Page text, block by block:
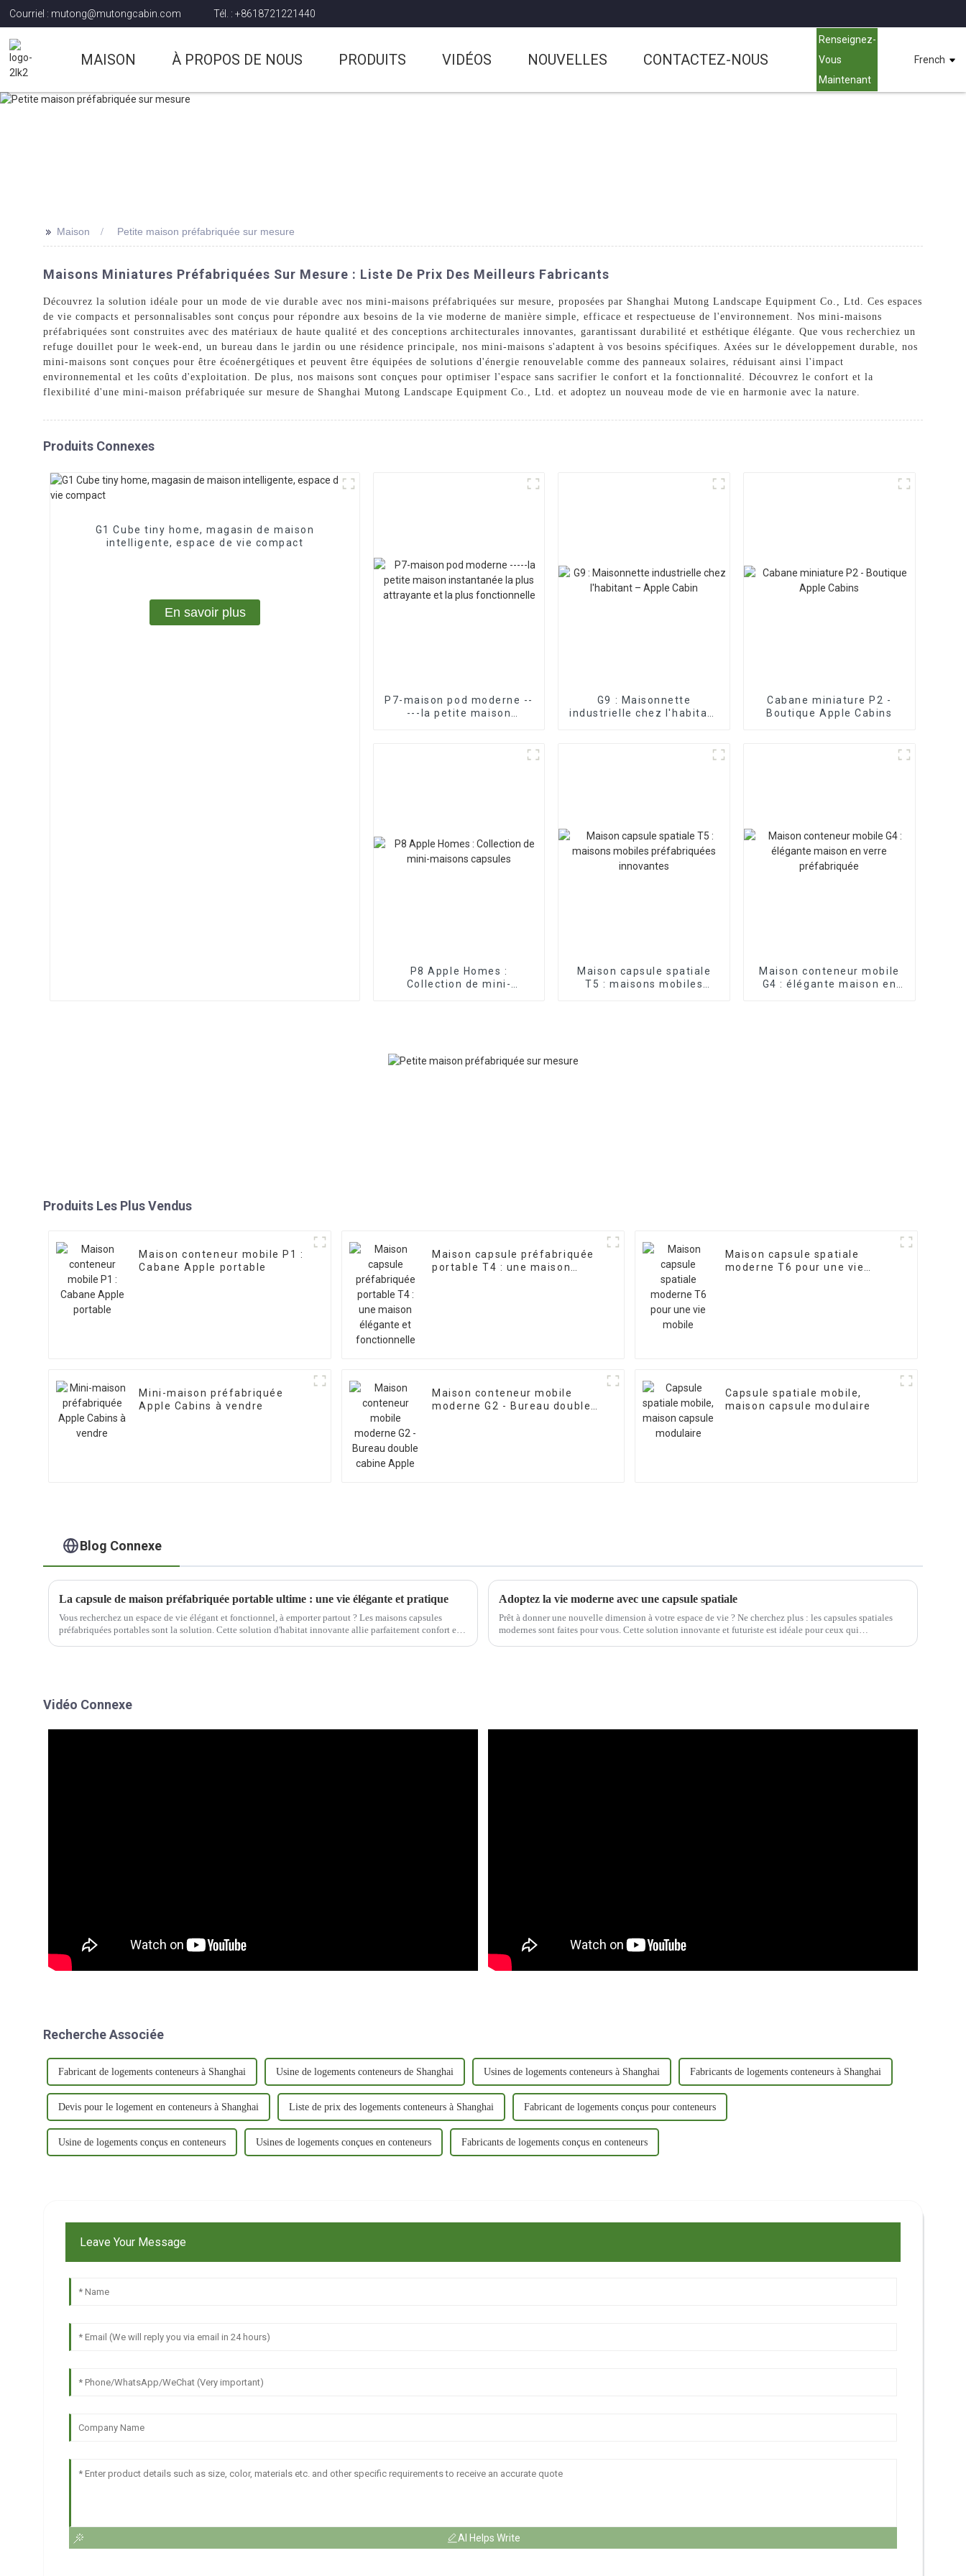
Courriel : mutong@mutongcabin.com Tél. : +8618721221440
MAISON À PROPOS DE NOUS PRODUITS VIDÉOS NOUVELLES CONTACTEZ-NOUS
Renseignez-
Vous
Maintenant
French
>> Maison Petite maison préfabriquée sur mesure
Maisons Miniatures Préfabriquées Sur Mesure : Liste De Prix Des Meilleurs Fabricants
Découvrez la solution idéale pour un mode de vie durable avec nos mini-maisons préfabriquées sur mesure, proposées par Shanghai Mutong Landscape Equipment Co., Ltd. Ces espaces
de vie compacts et personnalisables sont conçus pour répondre aux besoins de la vie moderne de manière simple, efficace et respectueuse de l'environnement. Nos mini-maisons
préfabriquées sont construites avec des matériaux de haute qualité et des conceptions architecturales innovantes, garantissant durabilité et esthétique élégante. Que vous recherchiez un
refuge douillet pour le week-end, un bureau dans le jardin ou une résidence principale, nos mini-maisons s'adaptent à vos besoins spécifiques. Axées sur le développement durable, nos
mini-maisons sont conçues pour être écoénergétiques et peuvent être équipées de solutions d'énergie renouvelable comme des panneaux solaires, réduisant ainsi l'impact
environnemental et les coûts d'exploitation. De plus, nos maisons sont conçues pour optimiser l'espace sans sacrifier le confort et la fonctionnalité. Découvrez le confort et la
flexibilité d'une mini-maison préfabriquée sur mesure de Shanghai Mutong Landscape Equipment Co., Ltd. et adoptez un nouveau mode de vie en harmonie avec la nature.
Produits Connexes
G1 Cube tiny home, magasin de maison
intelligente, espace de vie compact
En savoir plus
P7-maison pod moderne --
---la petite maison
G9 : Maisonnette
industrielle chez l'habitant
Cabane miniature P2 -
Boutique Apple Cabins
P8 Apple Homes :
Collection de mini-
Maison capsule spatiale
T5 : maisons mobiles
Maison conteneur mobile
G4 : élégante maison en
Produits Les Plus Vendus
Maison conteneur mobile P1 :
Cabane Apple portable
Maison capsule préfabriquée
portable T4 : une maison
Maison capsule spatiale
moderne T6 pour une vie
Mini-maison préfabriquée
Apple Cabins à vendre
Maison conteneur mobile
moderne G2 - Bureau double
Capsule spatiale mobile,
maison capsule modulaire
Blog Connexe
La capsule de maison préfabriquée portable ultime : une vie élégante et pratique
Vous recherchez un espace de vie élégant et fonctionnel, à emporter partout ? Les maisons capsules
préfabriquées portables sont la solution. Cette solution d'habitat innovante allie parfaitement confort et
Adoptez la vie moderne avec une capsule spatiale
Prêt à donner une nouvelle dimension à votre espace de vie ? Ne cherchez plus : les capsules spatiales
modernes sont faites pour vous. Cette solution innovante et futuriste est idéale pour ceux qui…
Vidéo Connexe
Recherche Associée
Fabricant de logements conteneurs à Shanghai Usine de logements conteneurs de Shanghai Usines de logements conteneurs à Shanghai Fabricants de logements conteneurs à Shanghai
Devis pour le logement en conteneurs à Shanghai Liste de prix des logements conteneurs à Shanghai Fabricant de logements conçus pour conteneurs
Usine de logements conçus en conteneurs Usines de logements conçues en conteneurs Fabricants de logements conçus en conteneurs
Leave Your Message
AI Helps Write